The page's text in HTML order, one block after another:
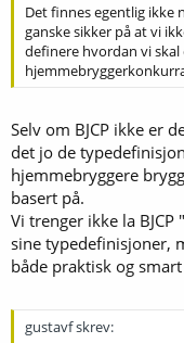
Det finnes egentlig ikke
ganske sikker på at vi
definere hvordan vi skal
Selv om BJCP ikke er
det jo de
hjemmebryggere
basert på.
Vi trenger ikke la
sine typedefinisjoner,
både praktisk og
gustavf skrev: